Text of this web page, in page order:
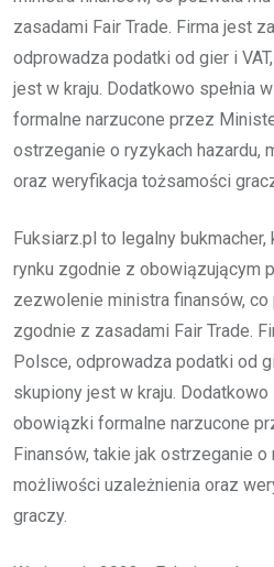
zasadami Fair Trade. Firma jest
odprowadza podatki od gier i
jest w kraju. Dodatkowo spełnia
formalne narzucone przez
ostrzeganie o ryzykach hazardu,
oraz weryfikacja tożsamości
Fuksiarz.pl to legalny bukmacher,
rynku zgodnie z obowiązującym
zezwolenie ministra finansów, co
zgodnie z zasadami Fair Trade.
Polsce, odprowadza podatki od
skupiony jest w kraju.
obowiązki formalne narzucone
Finansów, takie jak ostrzeganie o
możliwości uzależnienia oraz
graczy.